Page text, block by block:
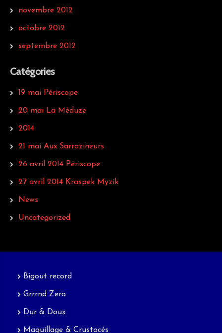
novembre 2012
octobre 2012
septembre 2012
Catégories
19 mai Périscope
20 mai La Méduze
2014
21 mai Aux Sarrazineurs
26 avril 2014 Périscope
27 avril 2014 Kraspek Myzik
News
Uncategorized
Bigout record
Grrrnd Zero
Dur & Doux
Maquillage & Crustacés